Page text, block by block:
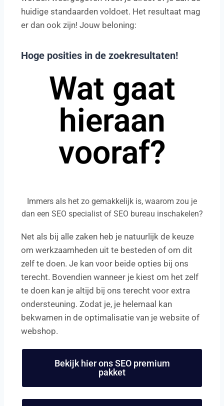
huidige standaarden voldoet. Het resultaat mag
er dan ook zijn! Jouw beloning:
Hoge posities in de zoekresultaten!
Wat gaat
hieraan
vooraf?
Immers als het zo gemakkelijk is, waarom zou je
dan een SEO specialist of SEO bureau inschakelen?
Net als bij alle zaken heb je natuurlijk de keuze
om werkzaamheden uit te besteden of om dit
zelf te doen. Je kan voor beide opties bij ons
terecht. Bovendien wanneer je kiest om het zelf
te doen kan je altijd bij ons terecht voor extra
ondersteuning. Zodat je, je helemaal kan
bekwamen in de optimalisatie van je website of
webshop.
Bekijk hier ons SEO premium
pakket